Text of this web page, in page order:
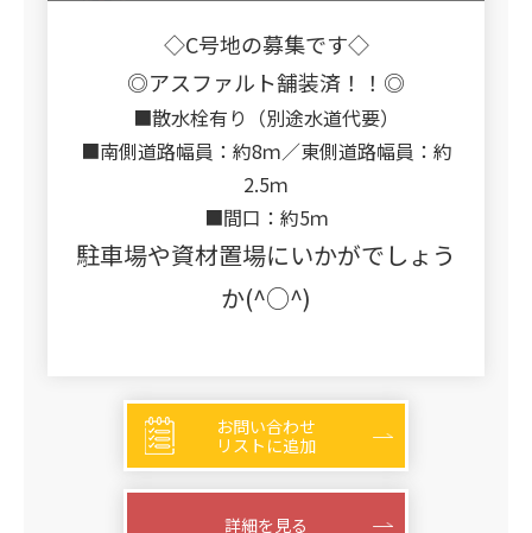
◇C号地の募集です◇
◎アスファルト舗装済！！◎
■散水栓有り（別途水道代要）
■南側道路幅員：約8ｍ／東側道路幅員：約
2.5ｍ
■間口：約5ｍ
駐車場や資材置場にいかがでしょう
か(^○^)
お問い合わせ
リストに追加
詳細を見る